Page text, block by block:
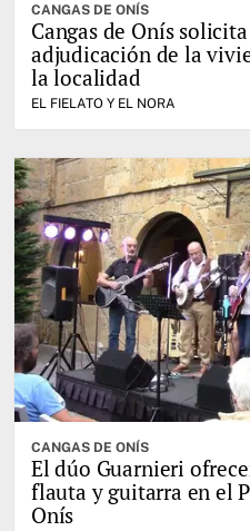
CANGAS DE ONÍS
Cangas de Onís
adjudicación de la
la localidad
EL FIELATO Y EL NORA
CANGAS DE ONÍS
El dúo Guarnieri
flauta y guitarra en el
Onís